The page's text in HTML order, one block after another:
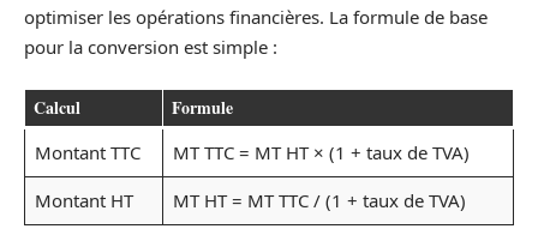
optimiser les opérations financières. La formule de base
pour la conversion est simple :
Calcul Formule
Montant TTC
MT TTC = MT HT × (1 + taux de TVA)
Montant HT
MT HT = MT TTC / (1 + taux de TVA)